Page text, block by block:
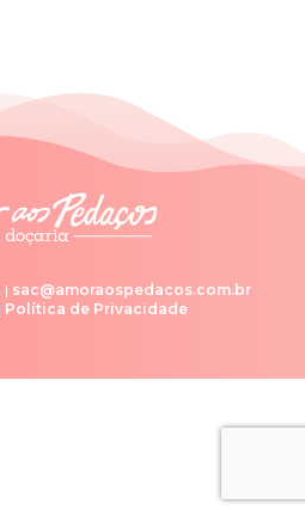
| sac@amoraospedacos.com.br
Política de Privacidade